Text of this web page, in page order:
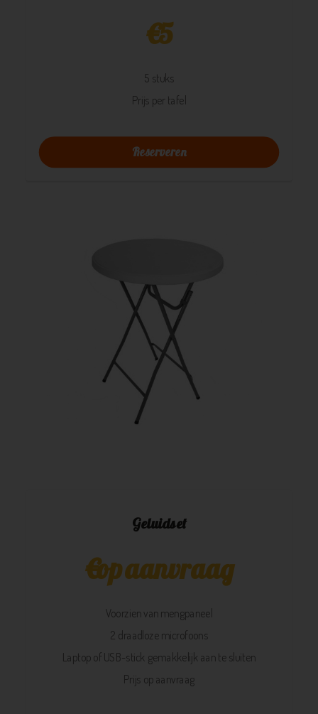
€5
5 stuks
Prijs per tafel
Reserveren
Geluidset
€op aanvraag
Voorzien van mengpaneel
2 draadloze microfoons
Laptop of USB-stick gemakkelijk aan te sluiten
Prijs op aanvraag